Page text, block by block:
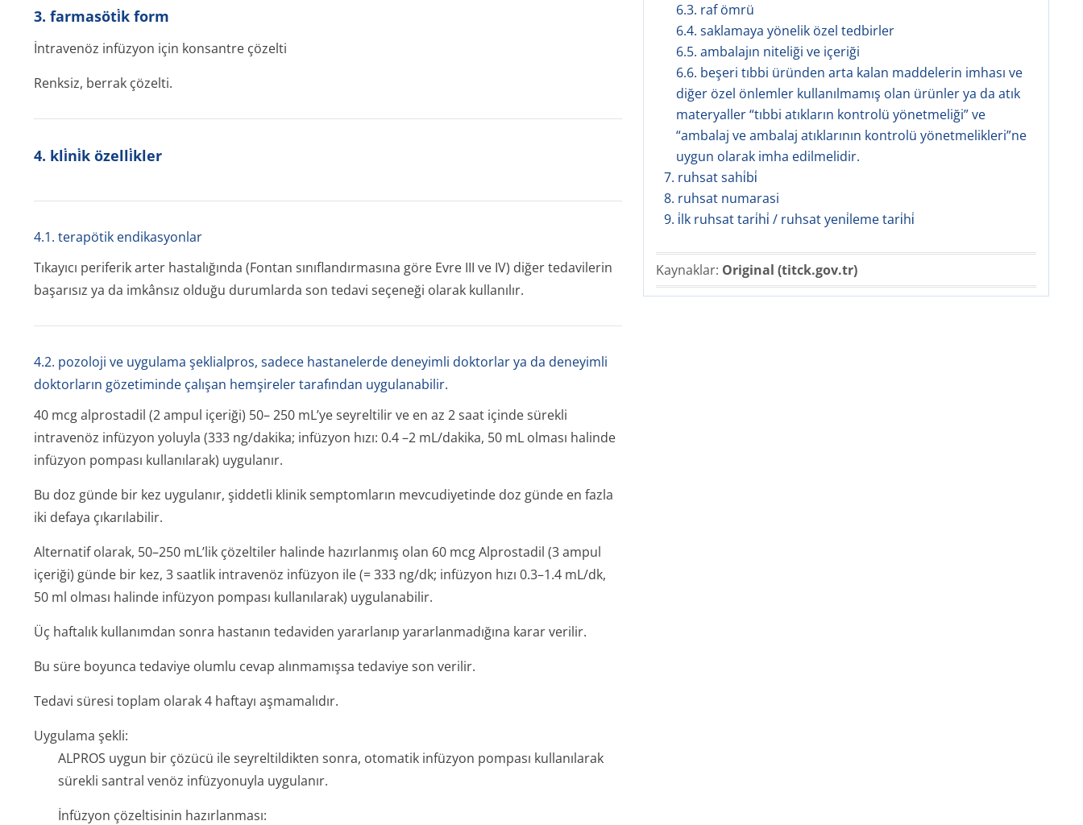
6.3. raf ömrü
6.4. saklamaya yönelik özel tedbirler
6.5. ambalajın niteliği ve içeriği
6.6. beşeri tıbbi üründen arta kalan maddelerin imhası ve
diğer özel önlemler kullanılmamış olan ürünler ya da atık
materyaller “tıbbi atıkların kontrolü yönetmeliği” ve
“ambalaj ve ambalaj atıklarının kontrolü yönetmelikleri”ne
uygun olarak imha edilmelidir.
7. ruhsat sahi̇bi̇
8. ruhsat numarasi
9. i̇lk ruhsat tari̇hi̇ / ruhsat yeni̇leme tari̇hi̇
Kaynaklar: Original (titck.gov.tr)
3. farmasöti̇k form
İntravenöz infüzyon için konsantre çözelti
Renksiz, berrak çözelti.
4. kli̇ni̇k özelli̇kler
4.1. terapötik endikasyonlar
Tıkayıcı periferik arter hastalığında (Fontan sınıflandırmasına göre Evre III ve IV) diğer tedavilerin
başarısız ya da imkânsız olduğu durumlarda son tedavi seçeneği olarak kullanılır.
4.2. pozoloji ve uygulama şeklialpros, sadece hastanelerde deneyimli doktorlar ya da deneyimli
doktorların gözetiminde çalışan hemşireler tarafından uygulanabilir.
40 mcg alprostadil (2 ampul içeriği) 50– 250 mL’ye seyreltilir ve en az 2 saat içinde sürekli
intravenöz infüzyon yoluyla (333 ng/dakika; infüzyon hızı: 0.4 –2 mL/dakika, 50 mL olması halinde
infüzyon pompası kullanılarak) uygulanır.
Bu doz günde bir kez uygulanır, şiddetli klinik semptomların mevcudiyetinde doz günde en fazla
iki defaya çıkarılabilir.
Alternatif olarak, 50–250 mL’lik çözeltiler halinde hazırlanmış olan 60 mcg Alprostadil (3 ampul
içeriği) günde bir kez, 3 saatlik intravenöz infüzyon ile (= 333 ng/dk; infüzyon hızı 0.3–1.4 mL/dk,
50 ml olması halinde infüzyon pompası kullanılarak) uygulanabilir.
Üç haftalık kullanımdan sonra hastanın tedaviden yararlanıp yararlanmadığına karar verilir.
Bu süre boyunca tedaviye olumlu cevap alınmamışsa tedaviye son verilir.
Tedavi süresi toplam olarak 4 haftayı aşmamalıdır.
Uygulama şekli:
ALPROS uygun bir çözücü ile seyreltildikten sonra, otomatik infüzyon pompası kullanılarak
sürekli santral venöz infüzyonuyla uygulanır.
İnfüzyon çözeltisinin hazırlanması: